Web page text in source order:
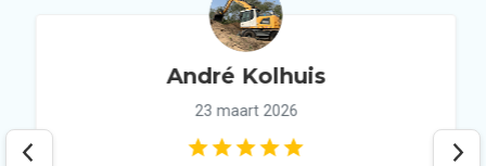
André Kolhuis
23 maart 2026